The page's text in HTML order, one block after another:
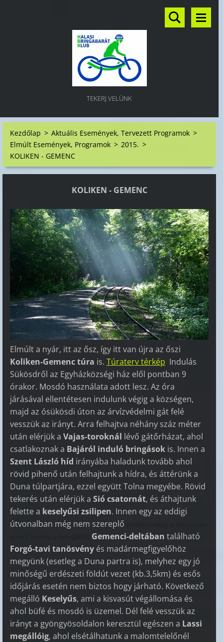
TEKERJ VELÜNK
Kezdőlap > Aktuális Események, Tervezett Programok >
Elmúlt Események, Programok > 2015. >
KOLIKEN - GEMENC
KOLIKEN - GEMENC
Elmúlt a nyár, itt az ősz, így itt van újra az őszi
Koliken-Gemenc túra is. Túraterv térkép Indulás
Sükösdről az Egyházközségi ház elől pontban 9
órakor. Mosdó használata adott lesz. Az óra
járásával ellentétesen indulunk végig a községen,
majd az ósükösdi úton az árvízvédelmi gát felé
vesszük az irányt. Arra felhajtva néhány száz méter
után elérjük a Vajas-toroknál lévő gátőrházat, ahol
csatlakoznak a Bajáról induló bringások is. Innen a
Szent László híd irányába haladunk tovább ahol
rövid pihenő után felhajtunk a hídra, és áttérünk a
Duna túlpartjára, ezzel együtt Tolna megyébe. Rövid
tekerés után elérjük a Sió csatornát, és áthajtunk
felette a keselyűsi zsilipen. Innen egy az eddigi
útvonalban még nem szereplő
Gemenci-deltában található
Forgó-tavi tanösvény és madármegfigyelőhöz
megyünk (esetleg a Duna partra is), melyhez egy jó
minőségű erdészeti földút vezet (kb.3,5km) és esős
időjárás esetén nem biztos hogy járható. Következő
megálló Keselyűs, ami a kisvasút végállomása és
ahol büfé és mosdó is üzemel. Dél felé vesszük az
irányt a gyöngyösoldalon keresztül egészen a Lassi
megállóig, ahol elsétálhatunk a malomtelelőnél